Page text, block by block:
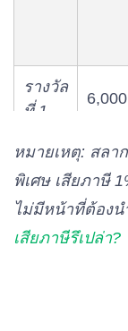
รางวัล
ที่ 1
รางวัล
เลข
หน้า 3
ตัว
4,000
หมายเหตุ: สลา
พิเศษ เสียภาษี
ไม่มีหน้าที่ต้องน
เสียภาษีรึเปล่า?